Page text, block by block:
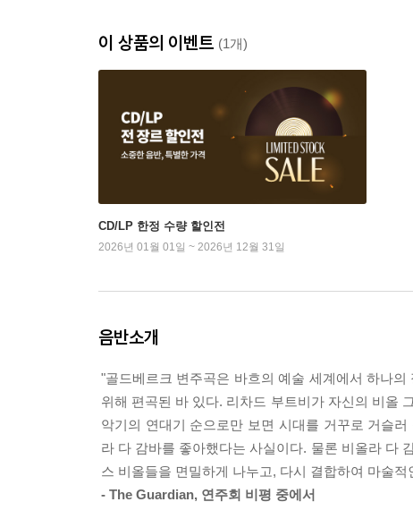
이 상품의 이벤트 (1개)
CD/LP 한정 수량 할인전
2026년 01월 01일 ~ 2026년 12월 31일
음반소개
"골드베르크 변주곡은 바흐의 예술 세계에서 하나
위해 편곡된 바 있다. 리차드 부트비가 자신의 비올
악기의 연대기 순으로만 보면 시대를 거꾸로 거슬
라 다 감바를 좋아했다는 사실이다. 물론 비올라 다
스 비올들을 면밀하게 나누고, 다시 결합하여 마술
- The Guardian, 연주회 비평 중에서